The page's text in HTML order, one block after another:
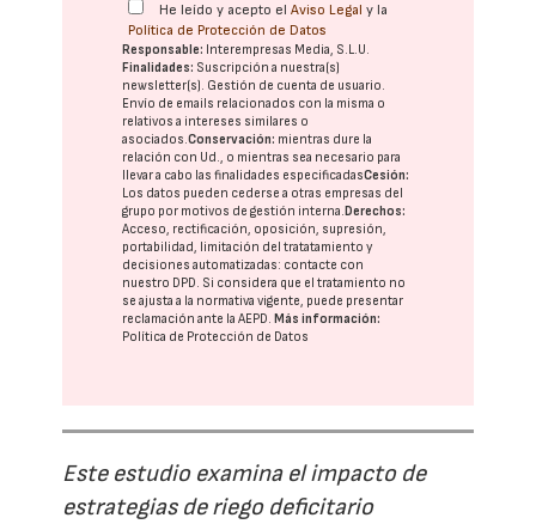
He leído y acepto elAviso Legal y la
Política de Protección de Datos
Responsable: Interempresas Media, S.L.U.
Finalidades: Suscripción a nuestra(s)
newsletter(s). Gestión de cuenta de usuario.
Envío de emails relacionados con la misma o
relativos a intereses similares o
asociados.Conservación: mientras dure la
relación con Ud., o mientras sea necesario para
llevar a cabo las finalidades especificadasCesión:
Los datos pueden cederse a otras empresas del
grupo por motivos de gestión interna. Derechos:
Acceso, rectificación, oposición, supresión,
portabilidad, limitación del tratatamiento y
decisiones automatizadas: contacte con
nuestro DPD. Si considera que el tratamiento no
se ajusta a la normativa vigente, puede presentar
reclamación ante laAEPD. Más información:
Política de Protección de Datos
Este estudio examina el impacto de
estrategias de riego deficitario